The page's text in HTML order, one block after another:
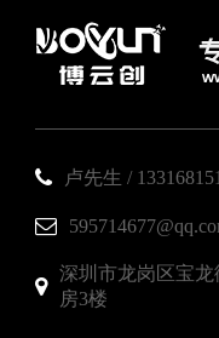
卢先生 /
深圳市龙岗区宝
房3楼